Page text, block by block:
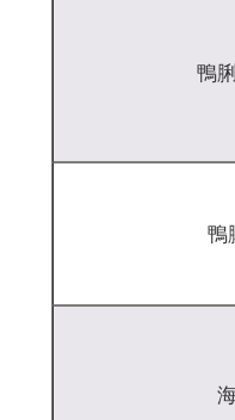
鴨
鴨